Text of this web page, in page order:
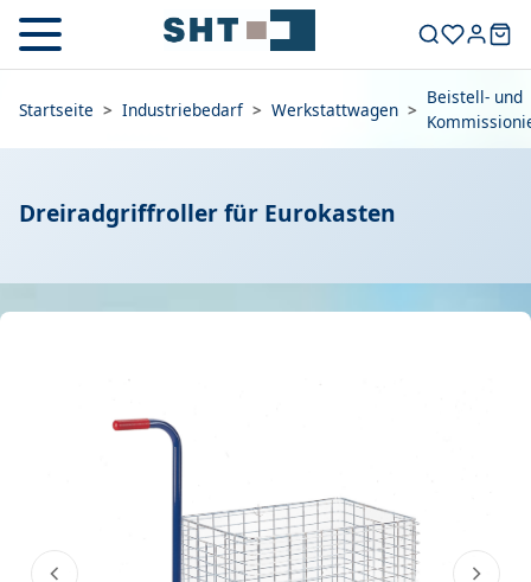
Startseite > Industriebedarf > Werkstattwagen >
Beistell- und
Dreiradgriffroller für Eurokasten